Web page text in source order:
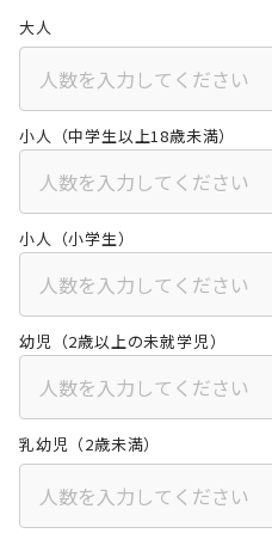
大人
小人（中学生以上18歳未満）
小人（小学生）
幼児（2歳以上の未就学児）
乳幼児（2歳未満）